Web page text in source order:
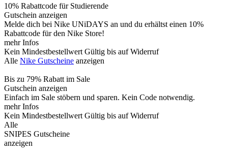
10% Rabattcode für Studierende
Gutschein anzeigen
Melde dich bei Nike UNiDAYS an und du erhältst einen 10%
Rabattcode für den Nike Store!
mehr Infos
Kein Mindestbestellwert Gültig bis auf Widerruf
Alle Nike Gutscheine anzeigen
Bis zu 79% Rabatt im Sale
Gutschein anzeigen
Einfach im Sale stöbern und sparen. Kein Code notwendig.
mehr Infos
Kein Mindestbestellwert Gültig bis auf Widerruf
Alle
SNIPES Gutscheine
anzeigen